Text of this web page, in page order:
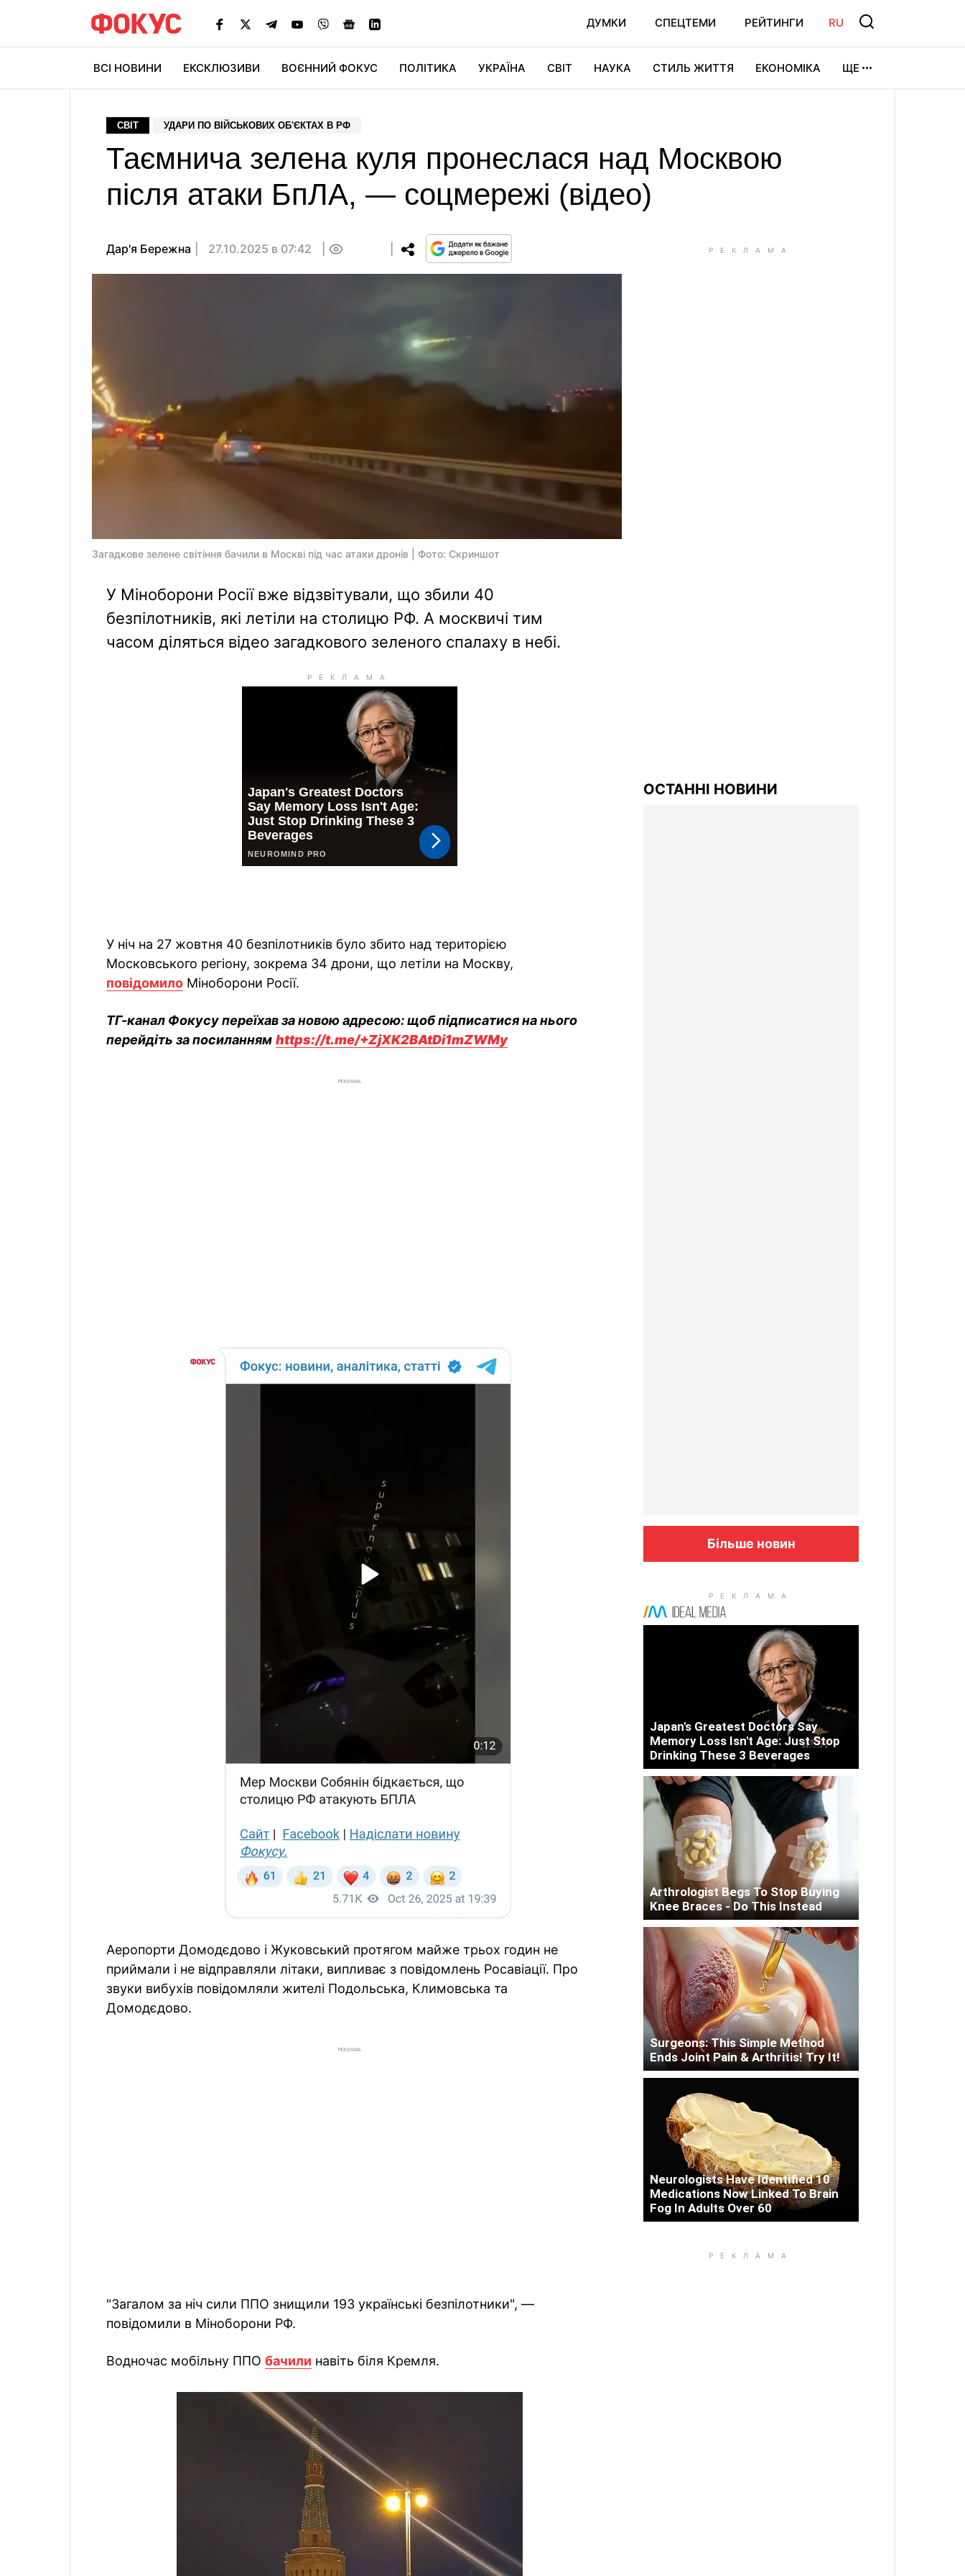
ДУМКИ СПЕЦТЕМИ РЕЙТИНГИ RU
ВСІ НОВИНИ ЕКСКЛЮЗИВИ ВОЄННИЙ ФОКУС ПОЛІТИКА УКРАЇНА СВІТ НАУКА СТИЛЬ ЖИТТЯ ЕКОНОМІКА ЩЕ
СВІТ УДАРИ ПО ВІЙСЬКОВИХ ОБ'ЄКТАХ В РФ
Таємнича зелена куля пронеслася над Москвою
після атаки БпЛА, — соцмережі (відео)
Дар'я Бережна 27.10.2025 в 07:42
Загадкове зелене світіння бачили в Москві під час атаки дронів | Фото: Скриншот
У Міноборони Росії вже відзвітували, що збили 40
безпілотників, які летіли на столицю РФ. А москвичі тим
часом діляться відео загадкового зеленого спалаху в небі.
У ніч на 27 жовтня 40 безпілотників було збито над територією
Московського регіону, зокрема 34 дрони, що летіли на Москву,
повідомило Міноборони Росії.
ТГ-канал Фокусу переїхав за новою адресою: щоб підписатися на нього
перейдіть за посиланням https://t.me/+ZjXK2BAtDi1mZWMy
РЕКЛАМА
Аеропорти Домодєдово і Жуковський протягом майже трьох годин не
приймали і не відправляли літаки, випливає з повідомлень Росавіації. Про
звуки вибухів повідомляли жителі Подольська, Климовська та
Домодєдово.
РЕКЛАМА
"Загалом за ніч сили ППО знищили 193 українські безпілотники", —
повідомили в Міноборони РФ.
Водночас мобільну ППО бачили навіть біля Кремля.
ОСТАННІ НОВИНИ
Більше новин
Japan's Greatest Doctors Say
Memory Loss Isn't Age: Just Stop
Drinking These 3 Beverages
Arthrologist Begs To Stop Buying
Knee Braces - Do This Instead
Surgeons: This Simple Method
Ends Joint Pain & Arthritis! Try It!
Neurologists Have Identified 10
Medications Now Linked To Brain
Fog In Adults Over 60